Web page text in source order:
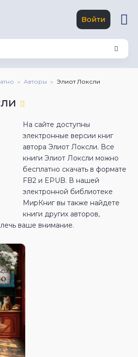
Войти
Авторы Элиот Локсли
На сайте доступны
электронные версии книг
автора Элиот Локсли. Все
книги Элиот Локсли можно
бесплатно скачать в формате
FB2 и EPUB. В нашей
электронной библиотеке
МирКниг вы также найдете
книги других авторов,
ваше внимание.